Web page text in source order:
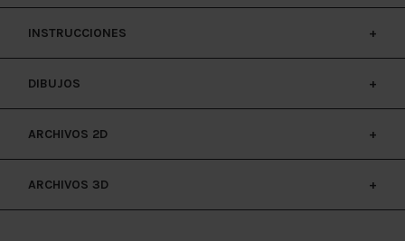
INSTRUCCIONES
DIBUJOS
ARCHIVOS 2D
ARCHIVOS 3D